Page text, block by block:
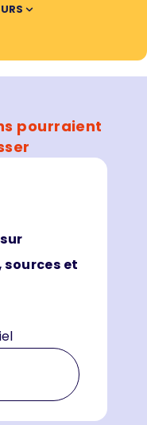
pourraient
et